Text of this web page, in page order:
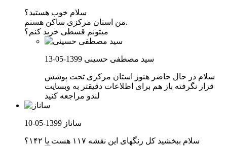
سلام خوب هستید؟
من استان مرکزی ساکن هستم.
میتونم قسطی خرید کنم؟
سید مصطفی حسینی 1399-05-13
سلام در حال حاضر هنوز استان مرکزی تحت پوشش
قرار نگرفته باز هم برای اطلاعات دقیقتر به وبسایت
لندو مراجعه کنید
ساناز 1399-05-10
سلام ببخشید کل رنگهای این نقشه ۱۱۷ هست یا ۱۴۲؟